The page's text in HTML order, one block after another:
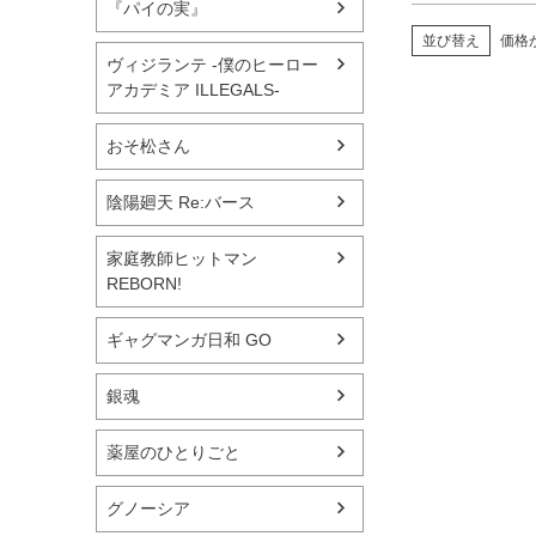
『パイの実』
ヴィジランテ -僕のヒーロー
アカデミア ILLEGALS-
おそ松さん
陰陽廻天 Re:バース
家庭教師ヒットマン
REBORN!
ギャグマンガ日和 GO
銀魂
薬屋のひとりごと
グノーシア
並び替え 価格